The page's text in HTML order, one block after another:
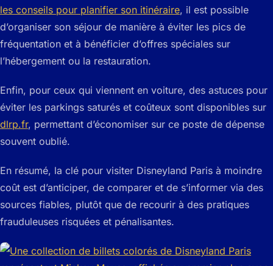
les conseils pour planifier son itinéraire, il est possible
d’organiser son séjour de manière à éviter les pics de
fréquentation et à bénéficier d’offres spéciales sur
l’hébergement ou la restauration.
Enfin, pour ceux qui viennent en voiture, des astuces pour
éviter les parkings saturés et coûteux sont disponibles sur
dlrp.fr, permettant d’économiser sur ce poste de dépense
souvent oublié.
En résumé, la clé pour visiter Disneyland Paris à moindre
coût est d’anticiper, de comparer et de s’informer via des
sources fiables, plutôt que de recourir à des pratiques
frauduleuses risquées et pénalisantes.